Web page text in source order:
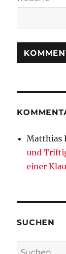
Matthias
und
einer
SUCHEN
Suchen